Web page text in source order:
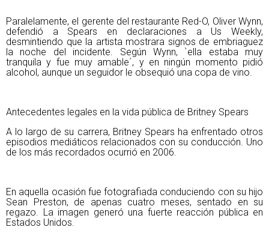
Paralelamente, el gerente del restaurante Red-O, Oliver Wynn,
defendió a Spears en declaraciones a Us Weekly,
desmintiendo que la artista mostrara signos de embriaguez
la noche del incidente. Según Wynn, `ella estaba muy
tranquila y fue muy amable´, y en ningún momento pidió
alcohol, aunque un seguidor le obsequió una copa de vino.
Antecedentes legales en la vida pública de Britney Spears
A lo largo de su carrera, Britney Spears ha enfrentado otros
episodios mediáticos relacionados con su conducción. Uno
de los más recordados ocurrió en 2006.
En aquella ocasión fue fotografiada conduciendo con su hijo
Sean Preston, de apenas cuatro meses, sentado en su
regazo. La imagen generó una fuerte reacción pública en
Estados Unidos.